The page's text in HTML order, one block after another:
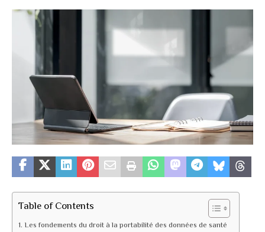
Table of Contents
Les fondements du droit à la portabilité des données de santé